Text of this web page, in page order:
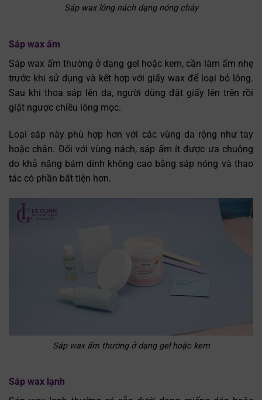
Sáp wax lông nách dạng nóng chảy
Sáp wax ấm
Sáp wax ấm thường ở dạng gel hoặc kem, cần làm ấm nhẹ
trước khi sử dụng và kết hợp với giấy wax để loại bỏ lông.
Sau khi thoa sáp lên da, người dùng đặt giấy lên trên rồi
giật ngược chiều lông mọc.
Loại sáp này phù hợp hơn với các vùng da rộng như tay
hoặc chân. Đối với vùng nách, sáp ấm ít được ưa chuộng
do khả năng bám dính không cao bằng sáp nóng và thao
tác có phần bất tiện hơn.
Sáp wax ấm thường ở dạng gel hoặc kem
Sáp wax lạnh